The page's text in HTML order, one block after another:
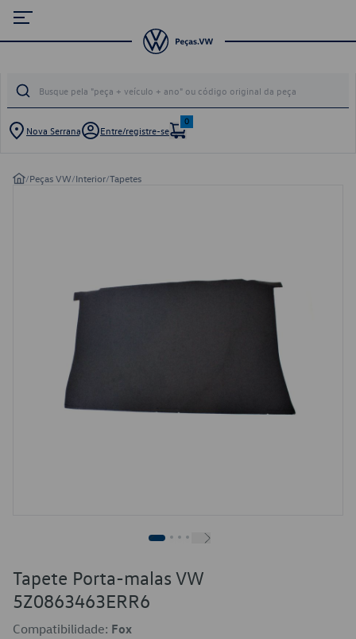
Nova Serrana Entre/registre-se
0
/Peças VW/Interior/Tapetes
Tapete Porta-malas VW
5Z0863463ERR6
Compatibilidade: Fox